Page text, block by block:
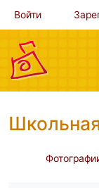
Войти